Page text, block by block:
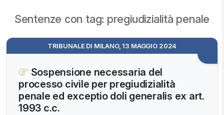
Sentenze con tag: pregiudizialità penale
TRIBUNALE DI MILANO, 13 MAGGIO 2024
Sospensione necessaria del
processo civile per pregiudizialità
penale ed exceptio doli generalis ex art.
1993 c.c.